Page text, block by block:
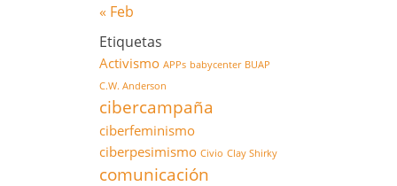
« Feb
Etiquetas
Activismo APPs babycenter BUAP
C.W. Anderson
cibercampaña
ciberfeminismo
ciberpesimismo Civio Clay Shirky
comunicación